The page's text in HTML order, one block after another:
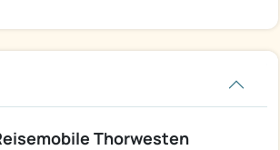
Thorwesten